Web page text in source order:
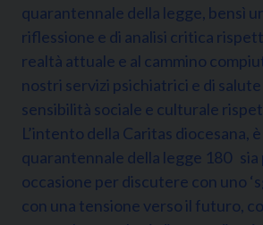
quarantennale della legge, bensì
riflessione e di analisi critica
realtà attuale e al cammino
nostri servizi psichiatrici e di
sensibilità sociale e culturale
L’intento della Caritas diocesana,
quarantennale della legge 180 sia
occasione per discutere con uno
con una tensione verso il futuro,